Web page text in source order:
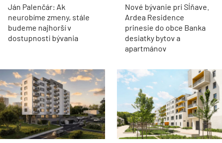
Ján Palenčár: Ak
neurobíme zmeny, stále
budeme najhorší v
dostupnosti bývania
Nové bývanie pri Sĺňave.
Ardea Residence
prinesie do obce Banka
desiatky bytov a
apartmánov